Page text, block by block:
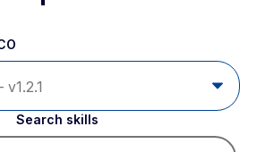
Search skills